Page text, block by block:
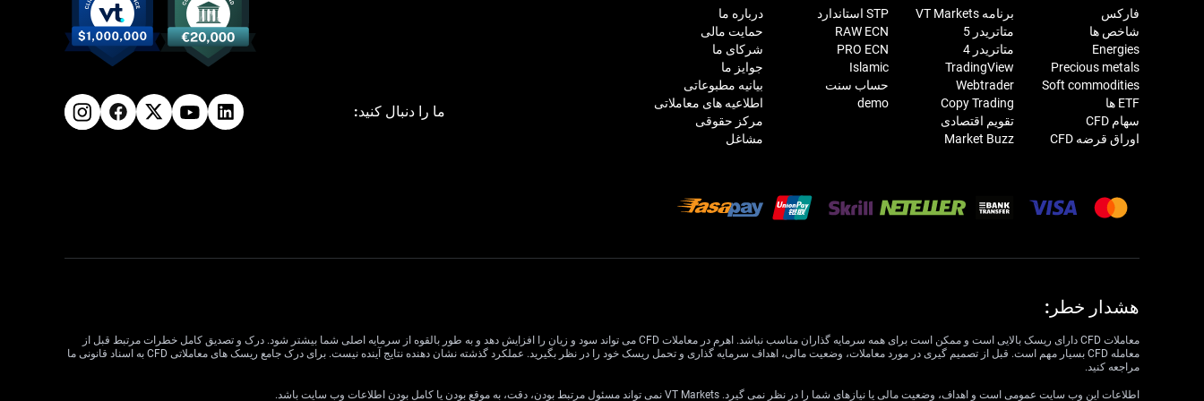
فارکس
شاخص ها
Energies
Precious metals
Soft commodities
ETF ها
سهام CFD
اوراق قرضه CFD
برنامه VT Markets
متاتریدر 5
متاتریدر 4
TradingView
Webtrader
Copy Trading
تقویم اقتصادی
Market Buzz
STP استاندارد
RAW ECN
PRO ECN
Islamic
حساب سنت
demo
درباره ما
حمایت مالی
شرکای ما
جوایز ما
بیانیه مطبوعاتی
اطلاعیه های معاملاتی
مرکز حقوقی
مشاغل
ما را دنبال کنید:
هشدار خطر:
معاملات CFD دارای ریسک بالایی است و ممکن است برای همه سرمایه گذاران مناسب نباشد. اهرم در معاملات CFD می تواند سود و زیان را افزایش دهد و به طور بالقوه از سرمایه اصلی شما بیشتر شود. درک و تصدیق کامل خطرات مرتبط قبل از
معامله CFD بسیار مهم است. قبل از تصمیم گیری در مورد معاملات، وضعیت مالی، اهداف سرمایه گذاری و تحمل ریسک خود را در نظر بگیرید. عملکرد گذشته نشان دهنده نتایج آینده نیست. برای درک جامع ریسک های معاملاتی CFD به اسناد قانونی ما
مراجعه کنید.
اطلاعات این وب سایت عمومی است و اهداف، وضعیت مالی یا نیازهای شما را در نظر نمی گیرد. VT Markets نمی تواند مسئول مرتبط بودن، دقت، به موقع بودن یا کامل بودن اطلاعات وب سایت باشد.